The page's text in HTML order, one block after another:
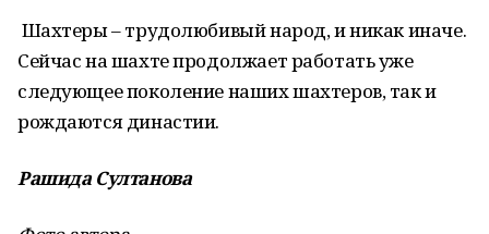
Шахтеры – трудолюбивый народ, и никак иначе.
Сейчас на шахте продолжает работать уже
следующее поколение наших шахтеров, так и
рождаются династии.
Рашида Султанова